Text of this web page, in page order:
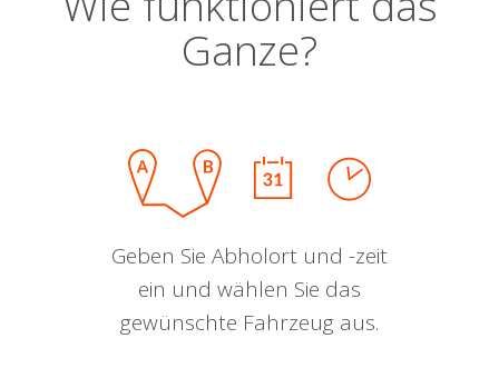
Ganze?
Geben Sie Abholort und -zeit
ein und wählen Sie das
gewünschte Fahrzeug aus.